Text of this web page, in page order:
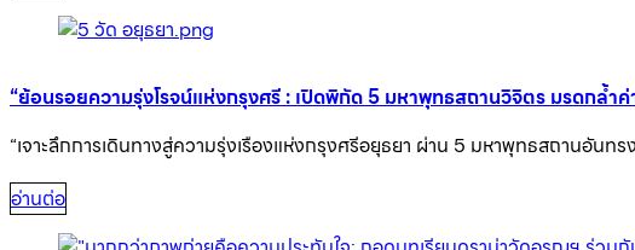
“ย้อนรอยความรุ่งโรจน์แห่งกรุงศรี : เปิดพิกัด 5 มหาพุทธสถานวิจิตร มรดกล้ำ
“เจาะลึกการเดินทางสู่ความรุ่งเรืองแห่งกรุงศรีอยุธยา ผ่าน 5 มหาพุทธสถาน
อ่านต่อ